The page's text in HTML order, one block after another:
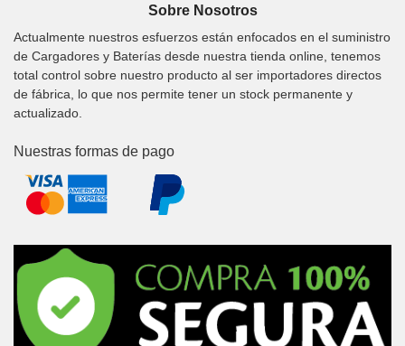
Sobre Nosotros
Actualmente nuestros esfuerzos están enfocados en el suministro
de Cargadores y Baterías desde nuestra tienda online, tenemos
total control sobre nuestro producto al ser importadores directos
de fábrica, lo que nos permite tener un stock permanente y
actualizado.
Nuestras formas de pago